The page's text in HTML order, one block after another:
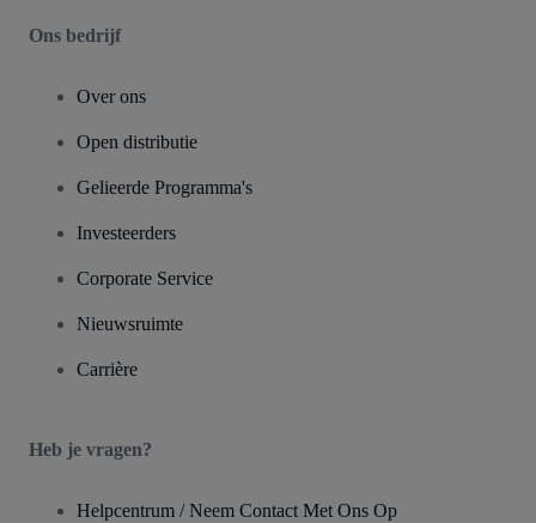
Ons bedrijf
Over ons
Open distributie
Gelieerde Programma's
Investeerders
Corporate Service
Nieuwsruimte
Carrière
Heb je vragen?
Helpcentrum / Neem Contact Met Ons Op